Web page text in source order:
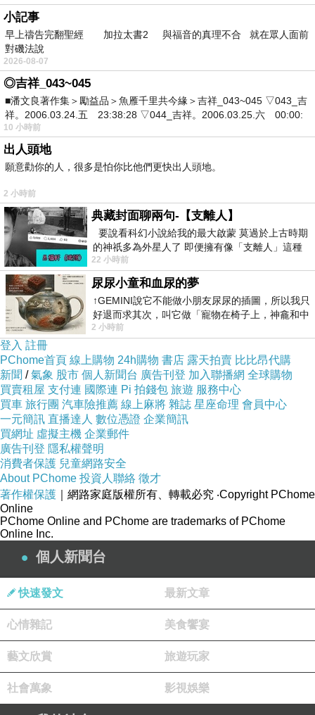
現在回想起來，覺得當時的自己，這樣的想法，
還真是太不可思議呢！怎麼沒想過，當時熱戀對
方的兩個人，如果真的談到分手了，心裡面所要
承愛的強大悲痛，可能要比起在分離後漸漸不愛
了的傷感，要來得濃烈，要來得千刀萬剮與不捨
啊！
我的親密友人當然沒有照著我話中背後意而和戀
人分手，然而，似乎是因著我這樣，像是詛咒般
的話語，突然有一天，原本頻繁連繫的兩個人，
熱度漸漸淡去了，突然有一天，想找對方的時
候，手機不再通暢了，甚至，突然有一天，那個
一定會連繫的特殊日子裡，電話聲沒再響起，後
來的後來，兩個人只成為對方手機裡的一個電話
號碼，僅存符碼般的意義而已！
後來的後來的後來，當時對遠距離戀愛那麼深惡
痛絕的自己，竟然也談了一段段的遠距離戀愛，
開始‧結束‧開始，總是在不知不覺中循環輪迴
著，我開始明白戀愛間的距離，不能用公里數算
去進行實質的丈量，人心的隔閡，就算近在咫尺
也是無聲無息的遙遠距離啊！
《遠距離戀愛》一書中，只有見過兩次面的男女
主角，深深眷戀著對方，在以書信與電話連繫的
多年戀愛過程中，經歷白天黑夜的追逐過程，總
是以依賴相信產生緊密連繫，一次又一次帶來了
幸福相屬的深深信念。
書中，有一半是以男方的信件內容呈現，另一半
則以女方的自白心情書寫，讀著讀著，你會被信
中充滿陽光希望的力量所支持，產生相信愛會一
直存在的力量，但也會被自白中的全心依賴，或
是徬徨無依時的無助所感染，跟著閱讀的心情而
小記事
早上禱告完翻聖經 加拉太書2 與福音的真理不合 就在眾人面前
對磯法說
2026-08-07
◎吉祥_043~045
■潘文良著作集＞勵益品＞魚雁千里共今緣＞吉祥_043~045 ▽043_吉
祥。2006.03.24.五 23:38:28 ▽044_吉祥。2006.03.25.六 00:00:
10 小時前
出人頭地
願意勸你的人，很多是怕你比他們更快出人頭地。
2 小時前
典藏封面聊兩句-【支離人】
要說看科幻小說給我的最大啟蒙 莫過於上古時期
的神祇多為外星人了 即便擁有像「支離人」這種
驚世駭俗的神通法門 也未必讀
22 小時前
尿尿小童和血尿的夢
↑GEMINI說它不能做小朋友尿尿的插圖，所以我只
好退而求其次，叫它做「寵物在椅子上，神龕和中
年人臉孔」的畫了。 六月底
2 小時前
登入 註冊
PChome首頁 線上購物 24h購物 書店 露天拍賣 比比昂代購
新聞 /氣象 股市 個人新聞台 廣告刊登 加入聯播網 全球購物
買賣租屋 支付連 國際連 Pi 拍錢包 旅遊 服務中心
買車 旅行團 汽車險推薦 線上麻將 雜誌 星座命理 會員中心
一元簡訊 直播達人 數位憑證 企業簡訊
買網址 虛擬主機 企業郵件
廣告刊登 隱私權聲明
消費者保護 兒童網路安全
About PChome 投資人聯絡 徵才
著作權保護 ｜網路家庭版權所有、轉載必究 ‧Copyright PChome
Online
PChome Online and PChome are trademarks of PChome
Online Inc.
個人新聞台
快速發文 最新文章
心情雜記 美食饗宴
藝文欣賞 旅遊玩家
社會萬象 影視娛樂